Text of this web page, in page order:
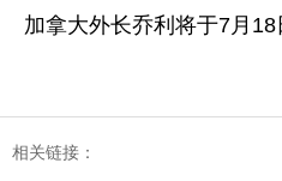
加拿大外长乔利将于7月18
相关链接：